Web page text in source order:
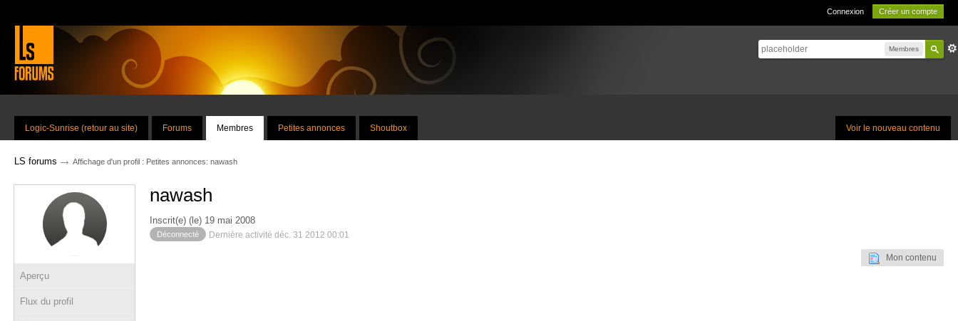
Connexion Créer un compte
Membres
Voir le nouveau contenu
Logic-Sunrise (retour au site) Forums Membres Petites annonces Shoutbox
LS forums → Affichage d'un profil : Petites annonces: nawash
Aperçu
Flux du profil
nawash
Inscrit(e) (le) 19 mai 2008
Déconnecté Dernière activité déc. 31 2012 00:01
Mon contenu